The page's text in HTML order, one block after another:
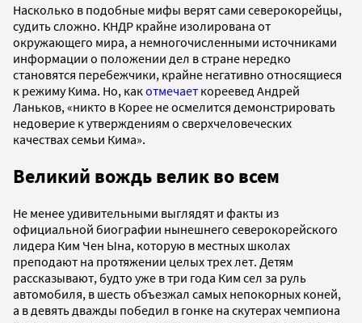
Насколько в подобные мифы верят сами северокорейцы,
судить сложно. КНДР крайне изолирована от
окружающего мира, а немногочисленными источниками
информации о положении дел в стране нередко
становятся перебежчики, крайне негативно относящиеся
к режиму Кима. Но, какотмечает кореевед Андрей
Ланьков, «никто в Корее не осмелится демонстрировать
недоверие к утверждениям о сверхчеловеческих
качествах семьи Кима».
Великий вождь велик во всем
Не менее удивительными выглядят и факты из
официальной биографии нынешнего северокорейского
лидера Ким Чен Ына, которую в местных школах
преподают на протяжении целых трех лет. Детям
рассказывают, будто уже в три года Ким сел за руль
автомобиля, в шесть объезжал самых непокорных коней,
а в девять дважды победил в гонке на скутерах чемпиона